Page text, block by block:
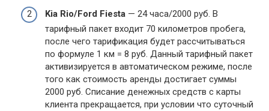
Kia Rio/Ford Fiesta — 24 часа/2000 руб. В
тарифный пакет входит 70 километров пробега,
после чего тарификация будет рассчитываться
по формуле 1 км = 8 руб. Данный тарифный пакет
активизируется в автоматическом режиме, после
того как стоимость аренды достигает суммы
2000 руб. Списание денежных средств с карты
клиента прекращается, при условии что суточный